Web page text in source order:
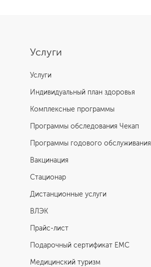
Услуги
Услуги
Индивидуальный план здоровья
Комплексные программы
Программы обследования Чекап
Программы годового обслуживания
Вакцинация
Стационар
Дистанционные услуги
ВЛЭК
Прайс-лист
Подарочный сертификат EMC
Медицинский туризм